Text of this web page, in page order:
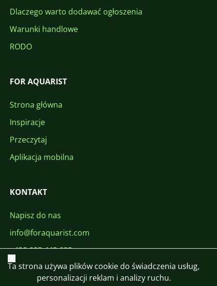
Dlaczego warto dodawać ogłoszenia
Warunki handlowe
RODO
FOR AQUARIST
Strona główna
Inspiracje
Przeczytaj
Aplikacja mobilna
KONTAKT
Napisz do nas
info@foraquarist.com
+420 603 449 602
Zamknij
Ta strona używa plików cookie do świadczenia usług,
personalizacji reklam i analizy ruchu.